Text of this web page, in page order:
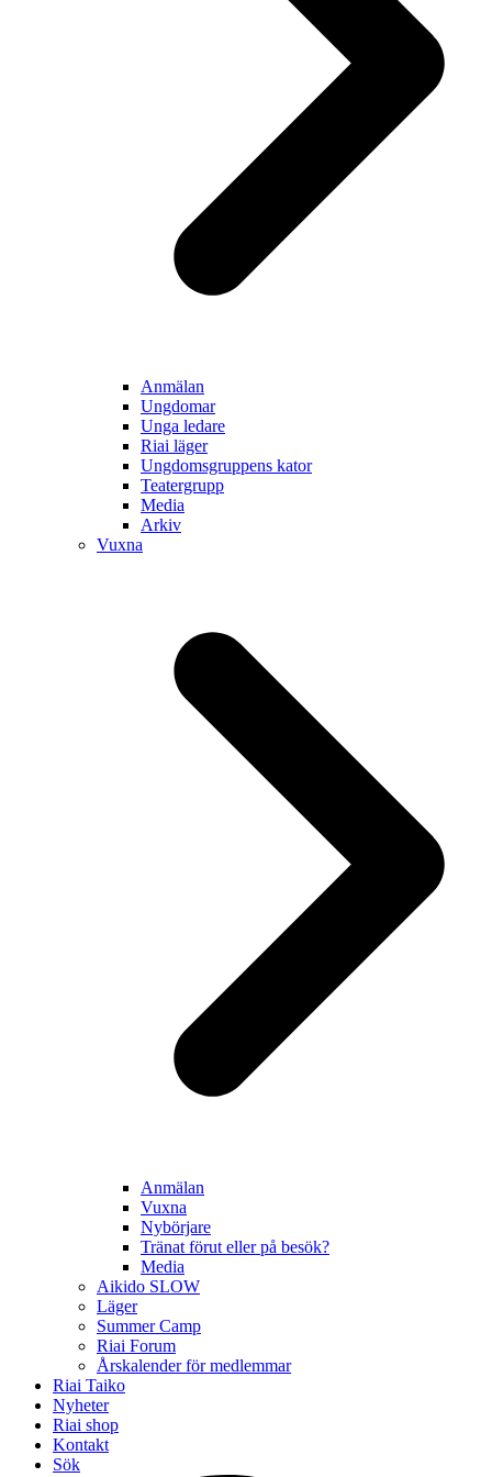
Anmälan
Ungdomar
Unga ledare
Riai läger
Ungdomsgruppens kator
Teatergrupp
Media
Arkiv
Vuxna
Anmälan
Vuxna
Nybörjare
Tränat förut eller på besök?
Media
Aikido SLOW
Läger
Summer Camp
Riai Forum
Årskalender för medlemmar
Riai Taiko
Nyheter
Riai shop
Kontakt
Sök